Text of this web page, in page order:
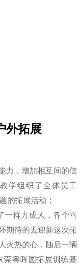
外拓展
力，增加相互间的信
学组织了全体员工
的拓展活动；
一群方成人，各个喜
期待的去迎新这次拓
火热的心，随后一辆
莞粤晖园拓展训练基